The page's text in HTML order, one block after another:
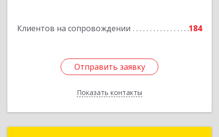
Клиентов на сопровождении 184
Отправить заявку
Показать контакты
Отправить заявку
Назад